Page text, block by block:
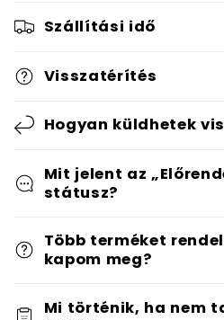
Szállítási idő
Visszatérítés
Hogyan küldhetek
Mit jelent az
státusz?
Több terméket
kapom meg?
Mi történik, ha nem